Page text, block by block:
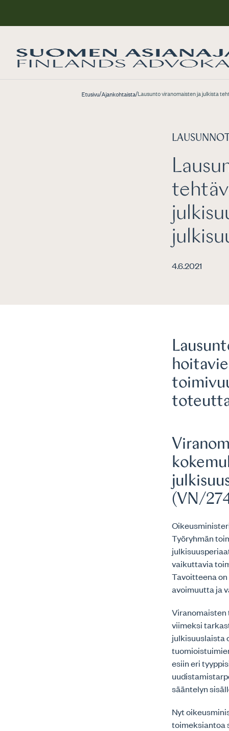
Etusivu/Ajankohtaista/Lausunto viranomaisten ja julkista
LAUSUNNOT
4.6.2021
(VN/
Työryhmän
vaikuttavia
Tavoitteena
avoimuutta ja
Viranomaisten
viimeksi
julkisuuslaista
esiin eri
sääntelyn
Nyt
toimeksiantoa